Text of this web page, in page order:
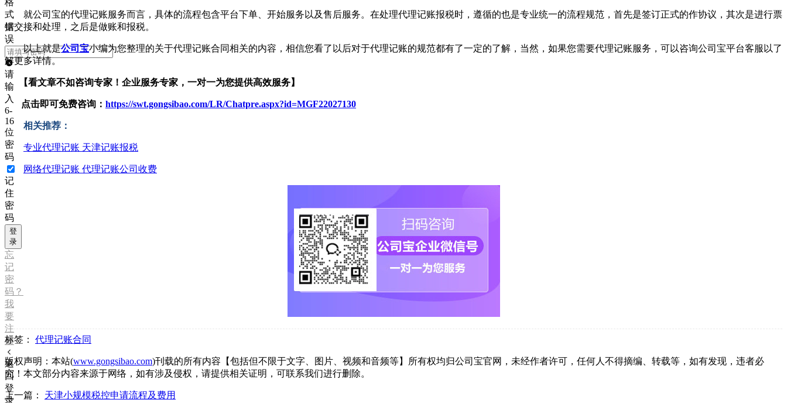
式
错
误
请
输
入
6-
16
位
密
码
记
住
密
码
登
录
忘
记
密
码？
我
要
注
册
返
回
登
录
就公司宝的代理记账服务而言，具体的流程包含平台下单、开始服务以及售后服务。在处理代理记账报税时，遵循的也是专业统一的流程规范，首先是签订正式的作协议，其次是进行票
据交接和处理，之后是做账和报税。
以上就是公司宝小编为您整理的关于代理记账合同相关的内容，相信您看了以后对于代理记账的规范都有了一定的了解，当然，如果您需要代理记账服务，可以咨询公司宝平台客服以了
解更多详情。
【看文章不如咨询专家！企业服务专家，一对一为您提供高效服务】
点击即可免费咨询： https://swt.gongsibao.com/LR/Chatpre.aspx?id=MGF22027130
相关推荐：
专业代理记账 天津记账报税
网络代理记账 代理记账公司收费
标签： 代理记账合同
版权声明：本站(www.gongsibao.com)刊载的所有内容【包括但不限于文字、图片、视频和音频等】所有权均归公司宝官网，未经作者许可，任何人不得摘编、转载等，如有发现，违者必
究！本文部分内容来源于网络，如有涉及侵权，请提供相关证明，可联系我们进行删除。
上一篇： 天津小规模税控申请流程及费用